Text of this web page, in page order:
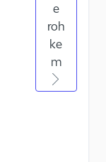
e
roh
ke
m